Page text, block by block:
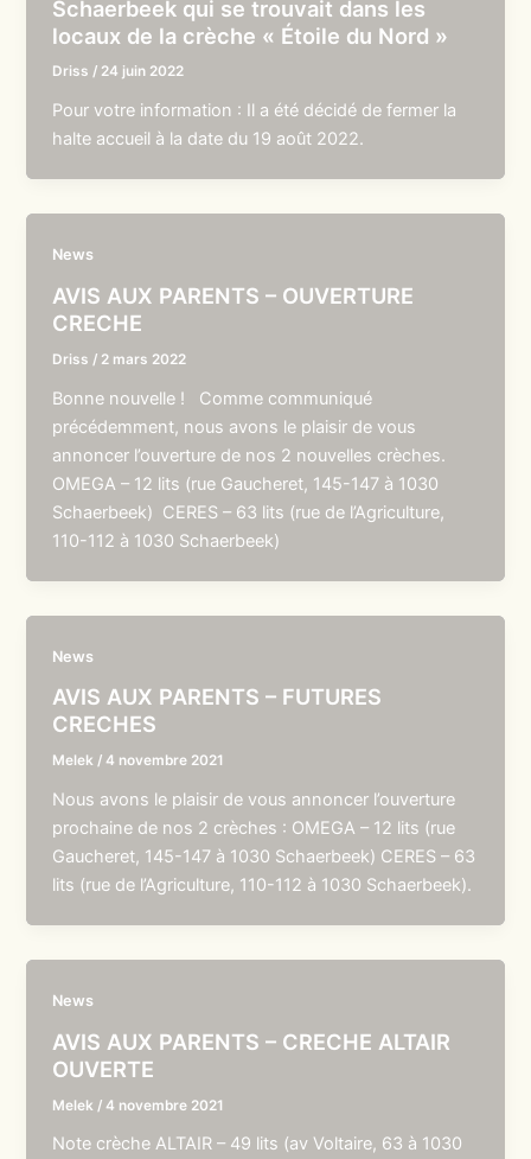
Schaerbeek qui se trouvait dans les
locaux de la crèche « Étoile du Nord »
Driss / 24 juin 2022
Pour votre information : Il a été décidé de fermer la
halte accueil à la date du 19 août 2022.
News
AVIS AUX PARENTS – OUVERTURE
CRECHE
Driss / 2 mars 2022
Bonne nouvelle ! Comme communiqué
précédemment, nous avons le plaisir de vous
annoncer l’ouverture de nos 2 nouvelles crèches.
OMEGA – 12 lits (rue Gaucheret, 145-147 à 1030
Schaerbeek) CERES – 63 lits (rue de l’Agriculture,
110-112 à 1030 Schaerbeek)
News
AVIS AUX PARENTS – FUTURES
CRECHES
Melek /4 novembre 2021
Nous avons le plaisir de vous annoncer l’ouverture
prochaine de nos 2 crèches : OMEGA – 12 lits (rue
Gaucheret, 145-147 à 1030 Schaerbeek) CERES – 63
lits (rue de l’Agriculture, 110-112 à 1030 Schaerbeek).
News
AVIS AUX PARENTS – CRECHE ALTAIR
OUVERTE
Melek /4 novembre 2021
Note crèche ALTAIR – 49 lits (av Voltaire, 63 à 1030